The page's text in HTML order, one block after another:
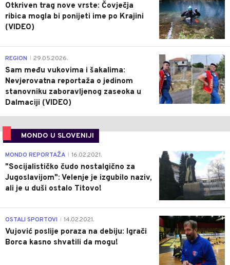
Otkriven trag nove vrste: Čovječja
ribica mogla bi ponijeti ime po Krajini
(VIDEO)
0
REGION 29.05.2026.
Sam među vukovima i šakalima:
Nevjerovatna reportaža o jedinom
stanovniku zaboravljenog zaseoka u
Dalmaciji (VIDEO)
MONDO U SLOVENIJI
4
MONDO REPORTAŽA 16.02.2021.
"Socijalističko čudo nostalgično za
Jugoslavijom": Velenje je izgubilo naziv,
ali je u duši ostalo Titovo!
1
OSTALI SPORTOVI 14.02.2021.
Vujović poslije poraza na debiju: Igrači
Borca kasno shvatili da mogu!